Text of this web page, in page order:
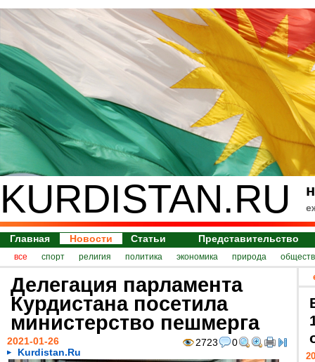
KURDISTAN.RU
Главная Новости Статьи Представительство
все спорт религия политика экономика природа
Делегация парламента
Курдистана посетила
министерство пешмерга
2723 0
2021-01-26
Kurdistan.Ru